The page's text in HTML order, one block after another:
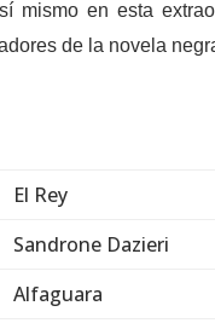
mismo en esta
de la novela
El Rey
Sandrone Dazieri
Alfaguara